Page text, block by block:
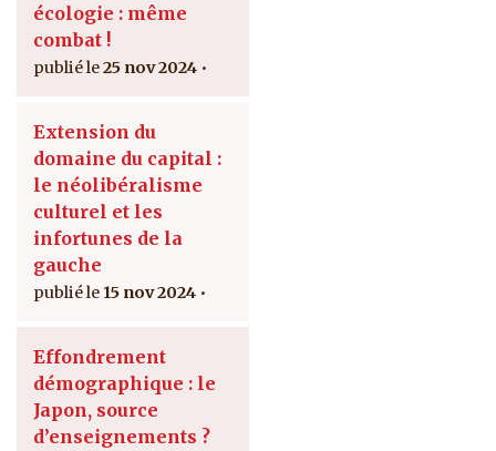
écologie : même
combat !
25 nov 2024
Extension du
domaine du capital :
le néolibéralisme
culturel et les
infortunes de la
gauche
15 nov 2024
Effondrement
démographique : le
Japon, source
d’enseignements ?